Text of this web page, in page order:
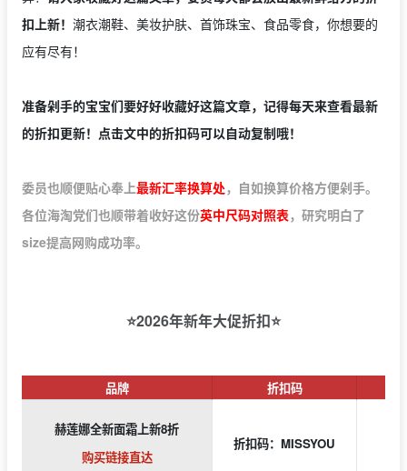
扣上新！ 潮衣潮鞋、美妆护肤、首饰珠宝、食品零食，你想要的
应有尽有！
准备剁手的宝宝们要好好收藏好这篇文章，记得每天来查看最新
的折扣更新！ 点击文中的折扣码可以自动复制哦！
委员也顺便贴心奉上最新汇率换算处，自如换算价格方便剁手。
各位海淘党们也顺带着收好这份英中尺码对照表，研究明白了
size提高网购成功率。
⭐2026年新年大促折扣⭐
品牌 折扣码
赫莲娜全新面霜上新8折
购买链接直达
折扣码：MISSYOU